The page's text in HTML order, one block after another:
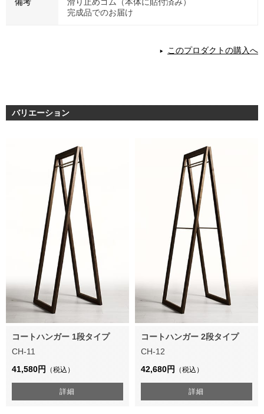
完成品でのお届け
このプロダクトの購入へ
バリエーション
コートハンガー 1段タイプ
CH-11
41,580円
（税込）
詳細
コートハンガー 2段タイプ
CH-12
42,680円
（税込）
詳細